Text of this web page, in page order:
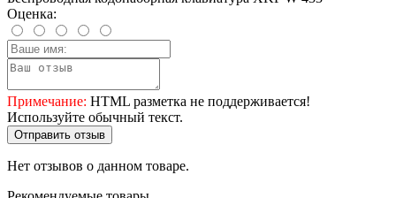
Оценка:
Примечание: HTML разметка не поддерживается!
Используйте обычный текст.
Отправить отзыв
Нет отзывов о данном товаре.